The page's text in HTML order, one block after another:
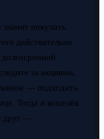
покупать
действительно
за акциями,
— подходить
Тогда и кошелёк
друг —